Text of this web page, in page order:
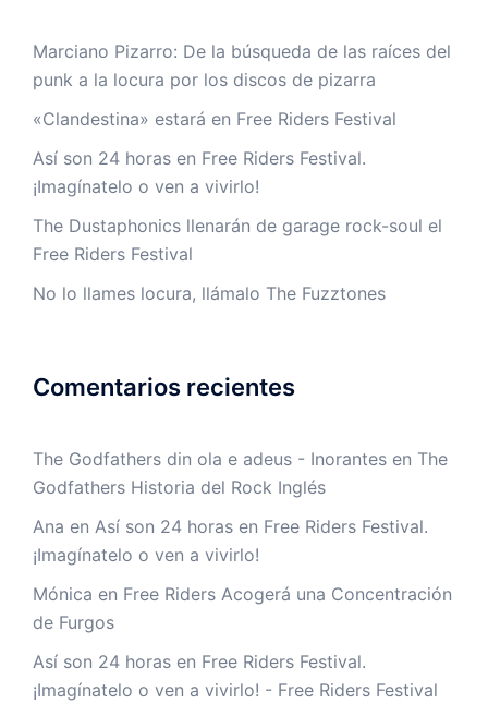
Marciano Pizarro: De la búsqueda de las raíces del
punk a la locura por los discos de pizarra
«Clandestina» estará en Free Riders Festival
Así son 24 horas en Free Riders Festival.
¡Imagínatelo o ven a vivirlo!
The Dustaphonics llenarán de garage rock-soul el
Free Riders Festival
No lo llames locura, llámalo The Fuzztones
Comentarios recientes
The Godfathers din ola e adeus - Inorantes en The
Godfathers Historia del Rock Inglés
Ana en Así son 24 horas en Free Riders Festival.
¡Imagínatelo o ven a vivirlo!
Mónica en Free Riders Acogerá una Concentración
de Furgos
Así son 24 horas en Free Riders Festival.
¡Imagínatelo o ven a vivirlo! - Free Riders Festival